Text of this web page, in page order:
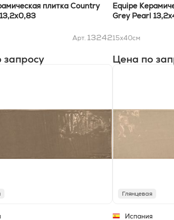
плитка Country
Арт. 13242
Equipe
Grey Pearl
15x40см
Цена по
Глянцевая
Испания